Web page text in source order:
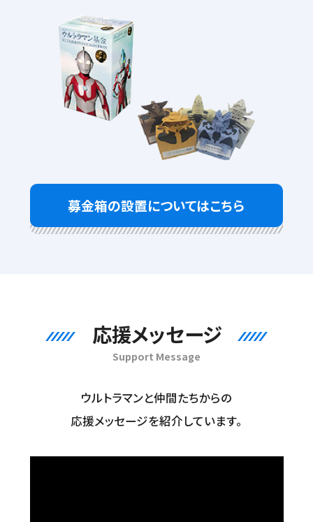
募金箱の設置についてはこちら
応援メッセージ
Support Message
ウルトラマンと仲間たちからの
応援メッセージを紹介しています。